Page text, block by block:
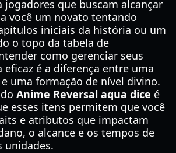
jogadores que buscam alcançar
você um novato tentando
iniciais da história ou um
o topo da tabela de
como gerenciar seus
eficaz é a diferença entre uma
uma formação de nível divino.
Anime Reversal aqua dice é
esses itens permitem que você
e atributos que impactam
o alcance e os tempos de
unidades.